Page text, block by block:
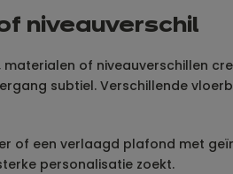
niveauverschil
of niveauverschillen
subtiel. Verschillende
of een verlaagd plafond met
personalisatie zoekt.